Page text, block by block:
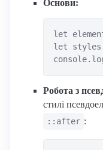
Основи:
let
let styles
Робота з
стилі
::after :